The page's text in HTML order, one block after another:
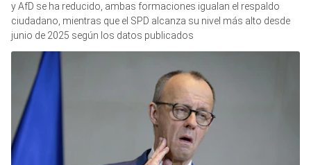
y AfD se ha reducido, ambas formaciones igualan el respaldo
ciudadano, mientras que el SPD alcanza su nivel más alto desde
junio de 2025 según los datos publicados